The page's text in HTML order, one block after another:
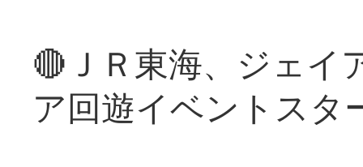
🔴ＪＲ東海、ジェイ
ア回遊イベントスタ